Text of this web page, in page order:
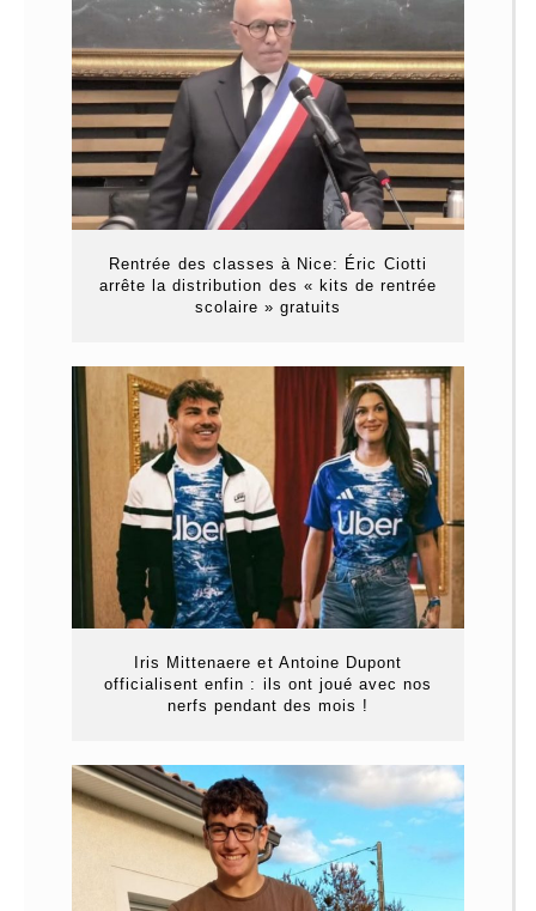
Rentrée des classes à Nice: Éric Ciotti
arrête la distribution des « kits de rentrée
scolaire » gratuits
Iris Mittenaere et Antoine Dupont
officialisent enfin : ils ont joué avec nos
nerfs pendant des mois !